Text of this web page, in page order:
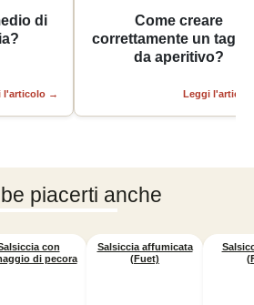
di
l'articolo →
Come creare
correttamente un
da aperitivo?
Leggi l'articolo
piacerti anche
con
di pecora
Salsiccia affumicata
(Fuet)